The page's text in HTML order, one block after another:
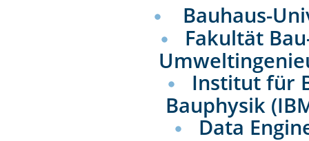
Bauhaus-
Fakultät
Institut für
Bauphysik
Data